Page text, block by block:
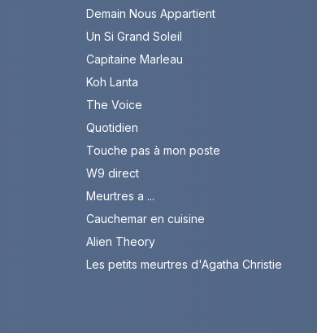
Demain Nous Appartient
Un Si Grand Soleil
Capitaine Marleau
Koh Lanta
The Voice
Quotidien
Touche pas à mon poste
W9 direct
Meurtres a ...
Cauchemar en cuisine
Alien Theory
Les petits meurtres d'Agatha Christie